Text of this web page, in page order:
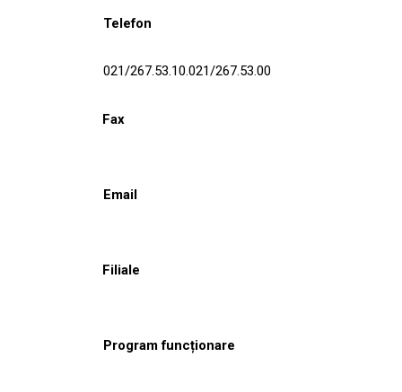
Telefon
021/267.53.10.021/267.53.00
Fax
Email
Filiale
Program funcționare